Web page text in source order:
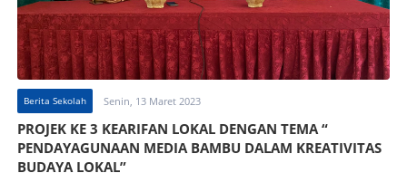
Berita Sekolah Senin, 13 Maret 2023
PROJEK KE 3 KEARIFAN LOKAL DENGAN TEMA “
PENDAYAGUNAAN MEDIA BAMBU DALAM KREATIVITAS
BUDAYA LOKAL”